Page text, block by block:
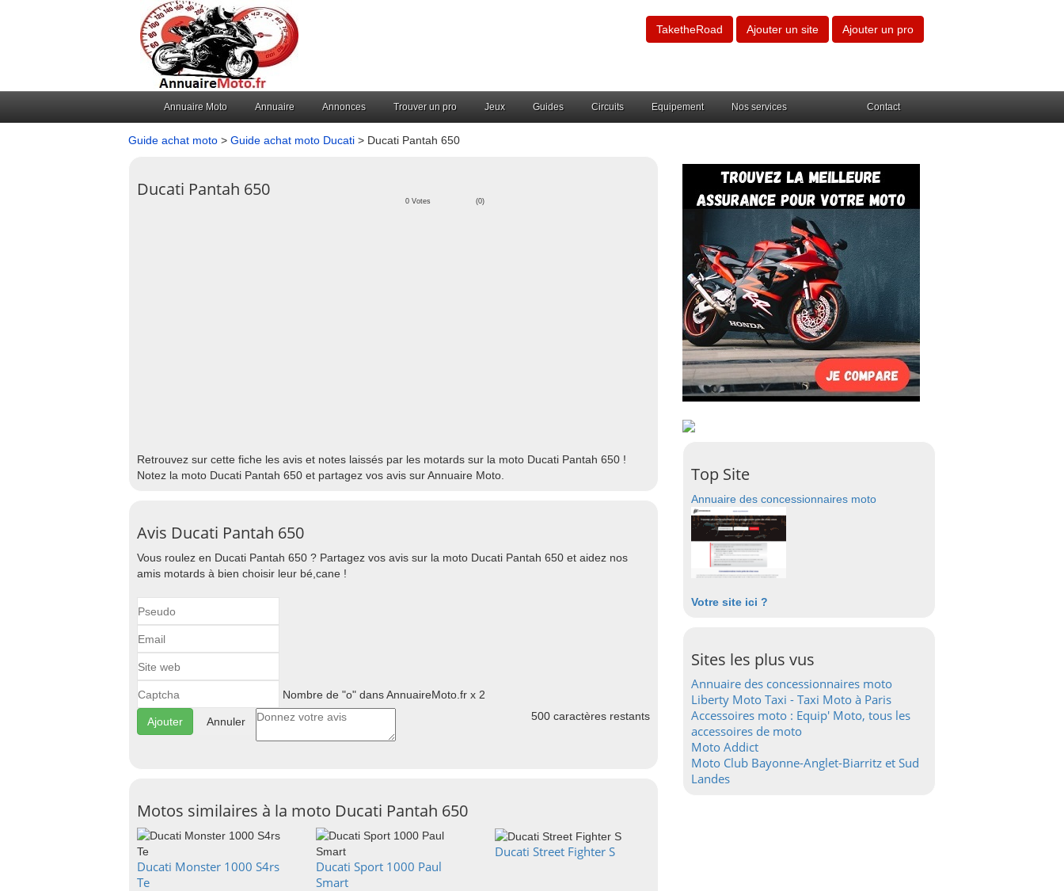
TaketheRoad Ajouter un site Ajouter un pro
Annuaire Moto Annuaire Annonces Trouver un pro Jeux Guides Circuits Equipement Nos services Contact
Guide achat moto > Guide achat moto Ducati > Ducati Pantah 650
Ducati Pantah 650
0 Votes (0)
Retrouvez sur cette fiche les avis et notes laissés par les motards sur la moto Ducati Pantah 650 !
Notez la moto Ducati Pantah 650 et partagez vos avis sur Annuaire Moto.
Avis Ducati Pantah 650
Vous roulez en Ducati Pantah 650 ? Partagez vos avis sur la moto Ducati Pantah 650 et aidez nos
amis motards à bien choisir leur bé,cane !
Nombre de "o" dans AnnuaireMoto.fr x 2
Annuler 500 caractères restants
Motos similaires à la moto Ducati Pantah 650
Ducati Monster 1000 S4rs
Te
Ducati Sport 1000 Paul
Smart
Ducati Street Fighter S
Top Site
Annuaire des concessionnaires moto
Votre site ici ?
Sites les plus vus
Annuaire des concessionnaires moto
Liberty Moto Taxi - Taxi Moto à Paris
Accessoires moto : Equip' Moto, tous les
accessoires de moto
Moto Addict
Moto Club Bayonne-Anglet-Biarritz et Sud
Landes